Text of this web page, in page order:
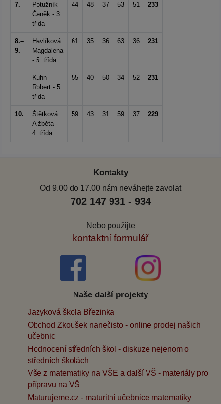
7.
Potužník
Čeněk - 3.
třída
44 48 37 53 51 233
8.–
9.
Havlíková
Magdalena
- 5. třída
61 35 36 63 36 231
Kuhn
Robert - 5.
třída
55 40 50 34 52 231
10.
Štětková
Alžběta -
4. třída
59 43 31 59 37 229
Kontakty
Od 9.00 do 17.00 nám neváhejte zavolat
702 147 931 - 934
Nebo použijte
kontaktní formulář
Naše další projekty
Jazyková škola Březinka
Obchod Zkoušek nanečisto - online prodej našich
učebnic
Hodnocení středních škol - diskuze nejenom o
středních školách
Vše z matematiky na VŠE a další VŠ - materiály pro
přípravu na VŠ
Maturujeme.cz - maturitní učebnice matematiky